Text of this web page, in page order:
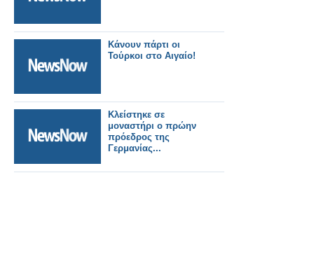
Κάνουν πάρτι οι
Τούρκοι στο Αιγαίο!
Κλείστηκε σε
μοναστήρι ο πρώην
πρόεδρος της
Γερμανίας...